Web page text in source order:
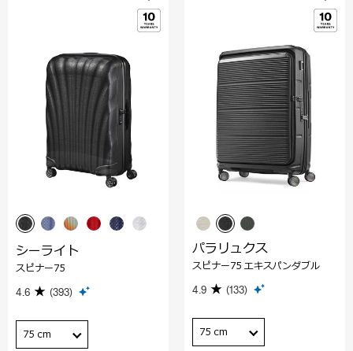
シーライト
スピナー75
4.6 (393)
75 cm
パラリュクス
スピナー75 エキスパンダブル
4.9 (133)
75 cm